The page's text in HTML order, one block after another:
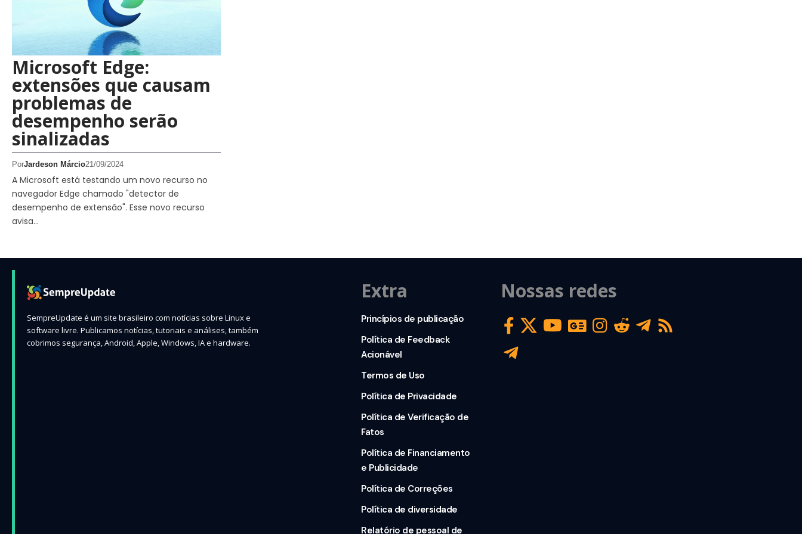
Microsoft Edge:
extensões que causam
problemas de
desempenho serão
sinalizadas
PorJardeson Márcio21/09/2024
A Microsoft está testando um novo recurso no
navegador Edge chamado "detector de
desempenho de extensão". Esse novo recurso
avisa…
SempreUpdate é um site brasileiro com notícias sobre Linux e
software livre. Publicamos notícias, tutoriais e análises, também
cobrimos segurança, Android, Apple, Windows, IA e hardware.
Extra
Princípios de publicação
Política de Feedback
Acionável
Termos de Uso
Política de Privacidade
Política de Verificação de
Fatos
Política de Financiamento
e Publicidade
Política de Correções
Política de diversidade
Relatório de pessoal de
Nossas redes